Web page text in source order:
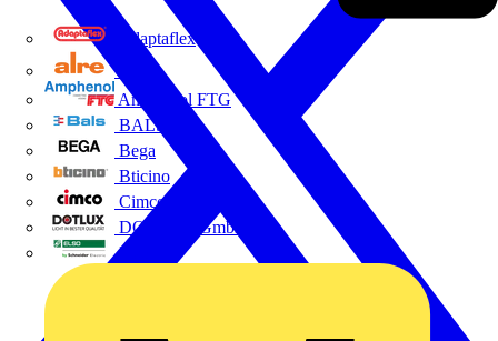
Adaptaflex
Amphenol FTG
BALS
Bega
Bticino
Cimco
DOTLUX GmbH
Elso